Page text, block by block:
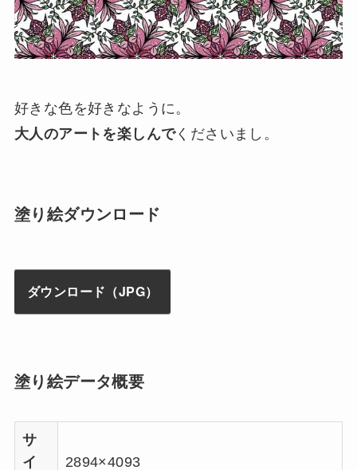
好きな色を好きなように。
大人のアートを楽しんでくださいまし。
塗り絵ダウンロード
ダウンロード（JPG）
塗り絵データ概要
サ
イ
2894×4093